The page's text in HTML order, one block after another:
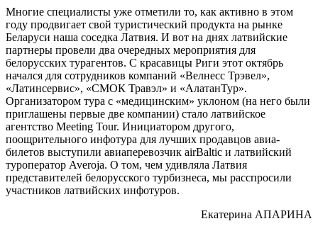
Многие специалисты уже отметили то, как активно в этом
году продвигает свой туристический продукта на рынке
Беларуси наша соседка Латвия. И вот на днях латвийские
партнеры провели два очередных мероприятия для
белорусских турагентов. С красавицы Риги этот октябрь
начался для сотрудников компаний «Велнесс Трэвел»,
«Латинсервис», «СМОК Травэл» и «АлатанТур».
Организатором тура с «медицинским» уклоном (на него были
приглашены первые две компании) стало латвийское
агентство Meeting Tour. Инициатором другого,
поощрительного инфотура для лучших продавцов авиа­
билетов выступили авиаперевозчик airBaltic и латвийский
туроператор Averoja. О том, чем удивляла Латвия
представителей белорусского турбизнеса, мы расспросили
участников латвийских инфотуров.
Екатерина АПАРИНА